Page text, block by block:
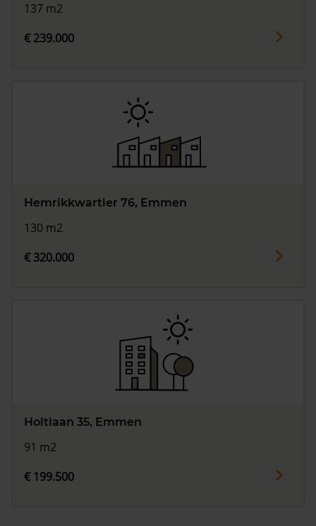
137 m2
€ 239.000
Hemrikkwartier 76, Emmen
130 m2
€ 320.000
Holtlaan 35, Emmen
91 m2
€ 199.500